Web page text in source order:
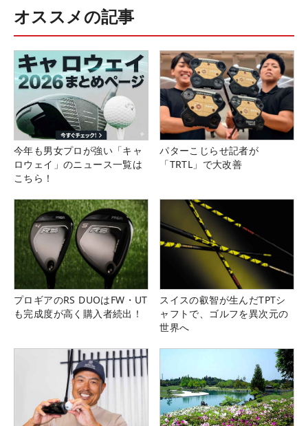
オススメの記事
今年も男女プロが強い「キャ
ロウェイ」のニュース一覧は
こちら！
パターこじらせ記者が
「TRTL」で大改善
プロギアのRS DUOはFW・UT
も完成度が高く購入者続出！
スイスの叡智が生んだTPTシ
ャフトで、ゴルフを異次元の
世界へ